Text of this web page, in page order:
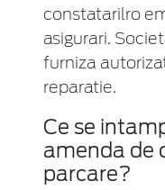
constatarilro
asigurari.
furniza
reparatie.
Ce se
amenda de
parcare?